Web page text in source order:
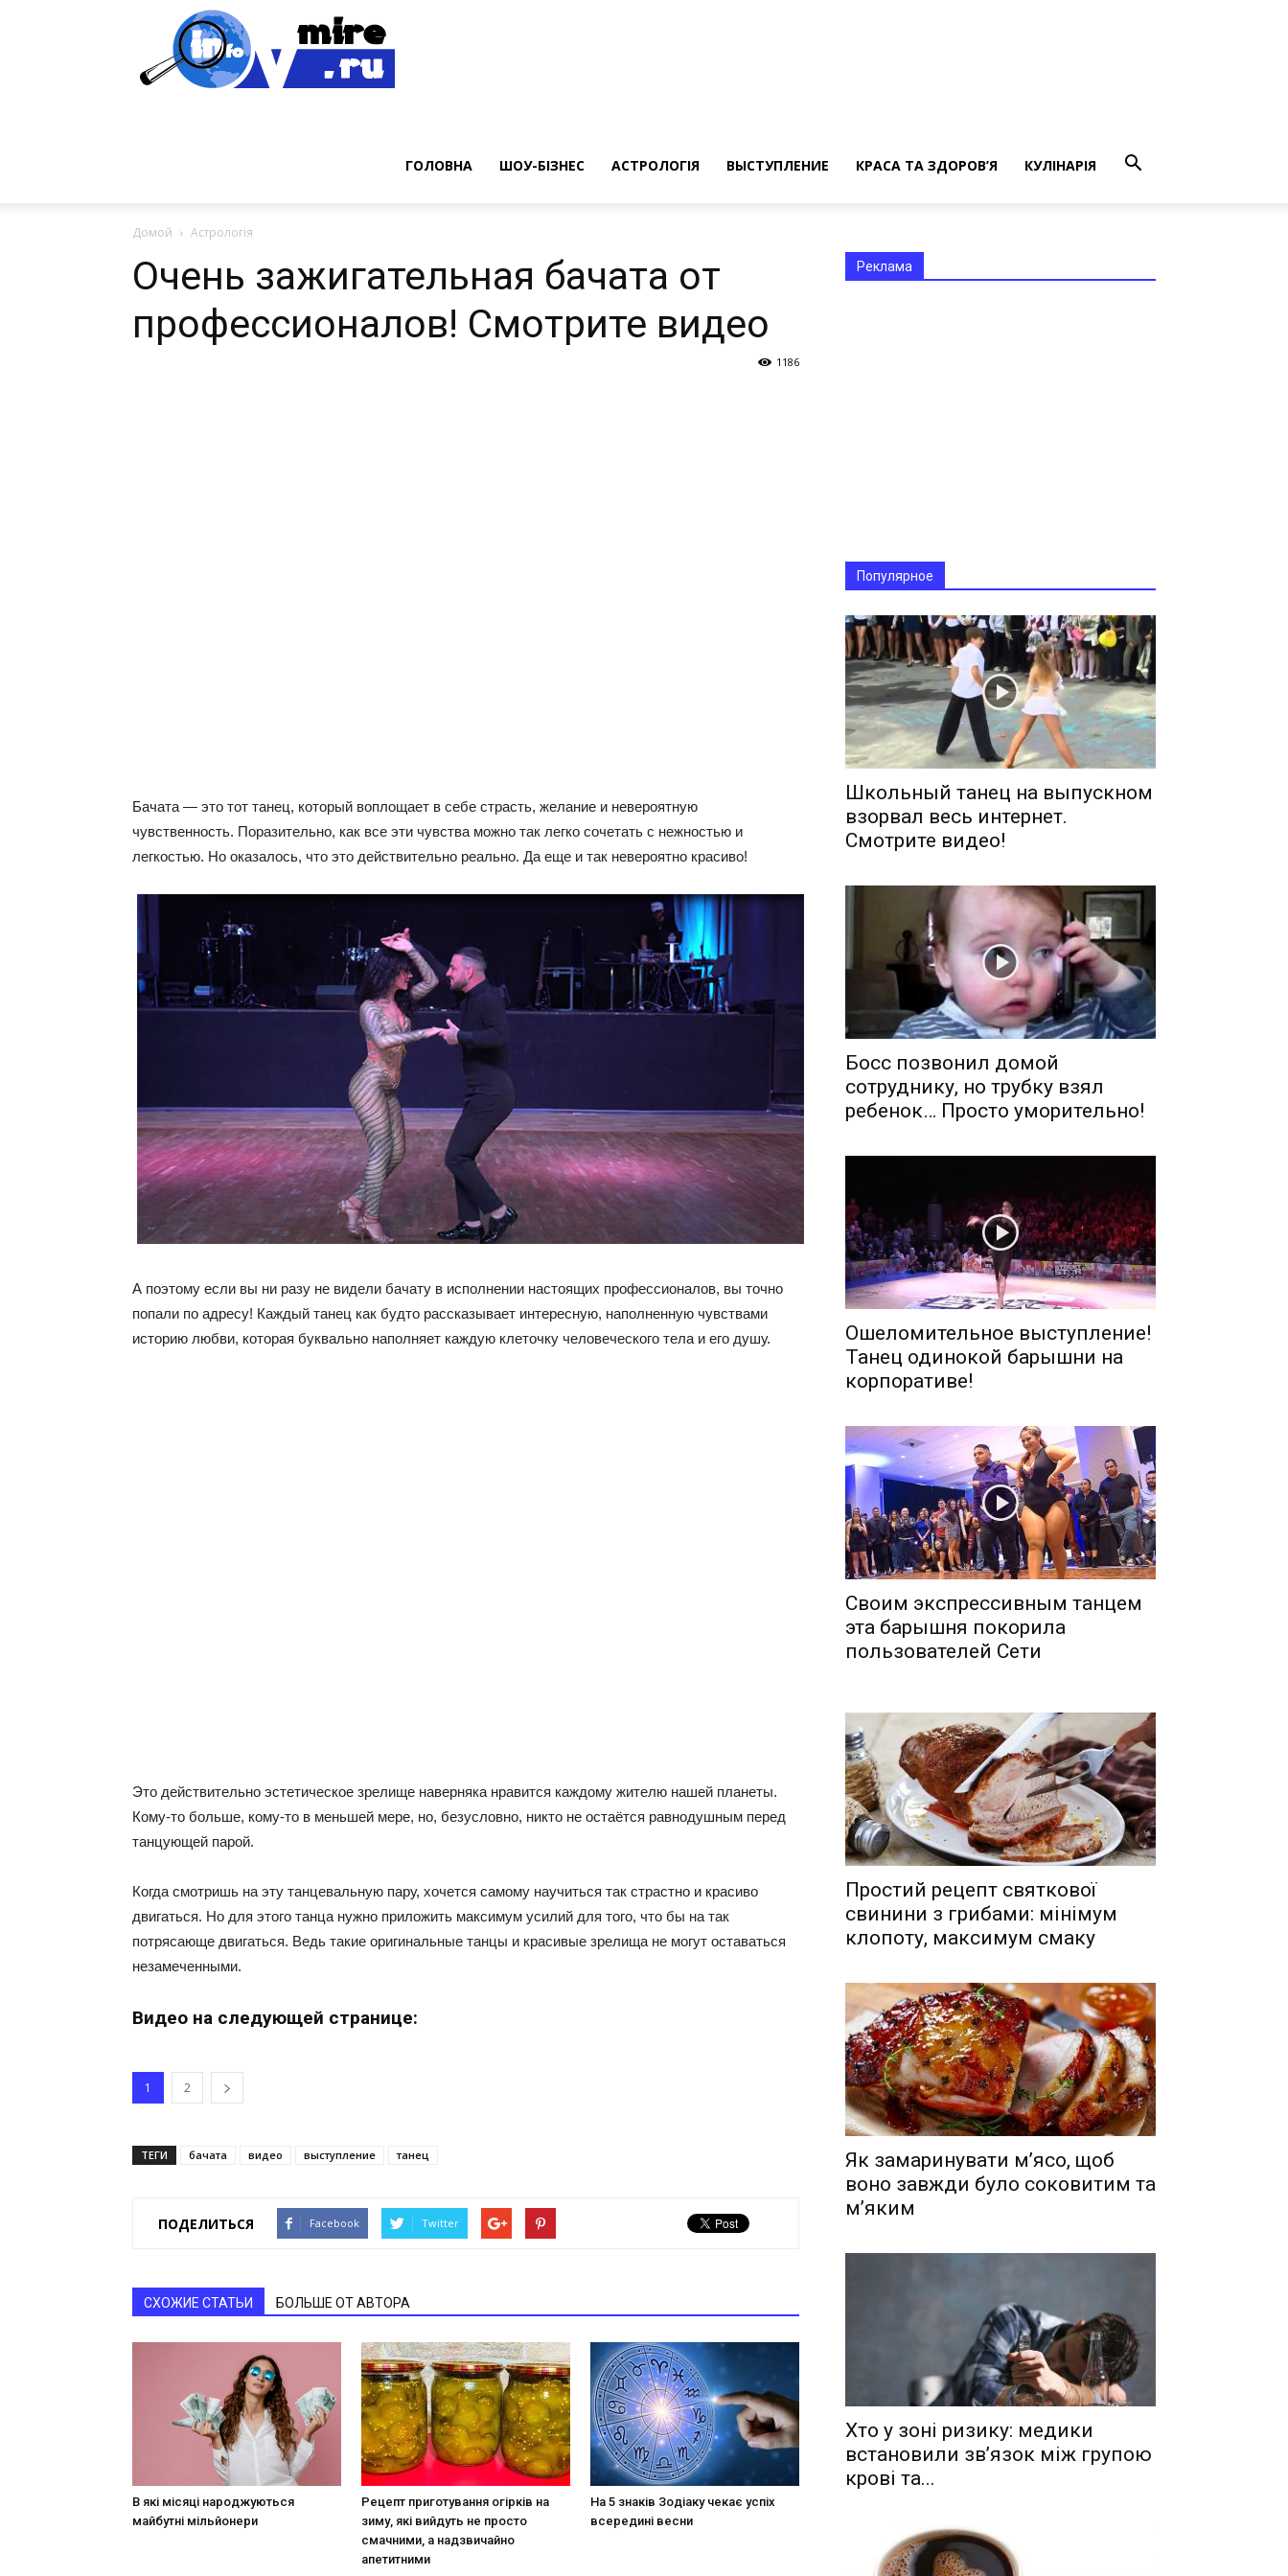
ГОЛОВНА ШОУ-БІЗНЕС АСТРОЛОГІЯ ВЫСТУПЛЕНИЕ КРАСА ТА ЗДОРОВ’Я КУЛІНАРІЯ
Домой Астрологія
Очень зажигательная бачата от
профессионалов! Смотрите видео
1186
Бачата — это тот танец, который воплощает в себе страсть, желание и невероятную
чувственность. Поразительно, как все эти чувства можно так легко сочетать с нежностью и
легкостью. Но оказалось, что это действительно реально. Да еще и так невероятно красиво!
А поэтому если вы ни разу не видели бачату в исполнении настоящих профессионалов, вы точно
попали по адресу! Каждый танец как будто рассказывает интересную, наполненную чувствами
историю любви, которая буквально наполняет каждую клеточку человеческого тела и его душу.
Это действительно эстетическое зрелище наверняка нравится каждому жителю нашей планеты.
Кому-то больше, кому-то в меньшей мере, но, безусловно, никто не остаётся равнодушным перед
танцующей парой.
Когда смотришь на эту танцевальную пару, хочется самому научиться так страстно и красиво
двигаться. Но для этого танца нужно приложить максимум усилий для того, что бы на так
потрясающе двигаться. Ведь такие оригинальные танцы и красивые зрелища не могут оставаться
незамеченными.
Видео на следующей странице:
1 2
ТЕГИ бачата видео выступление танец
ПОДЕЛИТЬСЯ Facebook Twitter
СХОЖИЕ СТАТЬИ БОЛЬШЕ ОТ АВТОРА
В які місяці народжуються
майбутні мільйонери
Рецепт приготування огірків на
зиму, які вийдуть не просто
смачними, а надзвичайно
апетитними
На 5 знаків Зодіаку чекає успіх
всередині весни
Реклама
Популярное
Школьный танец на выпускном
взорвал весь интернет.
Смотрите видео!
Босс позвонил домой
сотруднику, но трубку взял
ребенок… Просто уморительно!
Ошеломительное выступление!
Танец одинокой барышни на
корпоративе!
Своим экспрессивным танцем
эта барышня покорила
пользователей Сети
Простий рецепт святкової
свинини з грибами: мінімум
клопоту, максимум смаку
Як замаринувати м’ясо, щоб
воно завжди було соковитим та
м’яким
Хто у зоні ризику: медики
встановили зв’язок між групою
крові та...